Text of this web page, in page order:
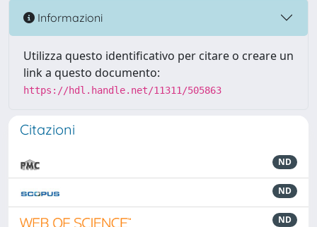
Informazioni
Utilizza questo identificativo per citare o creare un
link a questo documento:
https://hdl.handle.net/11311/505863
Citazioni
ND
ND
ND